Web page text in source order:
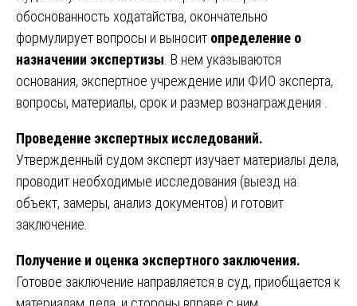
обоснованность ходатайства, окончательно
формулирует вопросы и выносит определение о
назначении экспертизы . В нем указываются
основания, экспертное учреждение или ФИО эксперта,
вопросы, материалы, срок и размер вознаграждения .
Проведение экспертных исследований.
Утвержденный судом эксперт изучает материалы дела,
проводит необходимые исследования (выезд на
объект, замеры, анализ документов) и готовит
заключение.
Получение и оценка экспертного заключения.
Готовое заключение направляется в суд, приобщается к